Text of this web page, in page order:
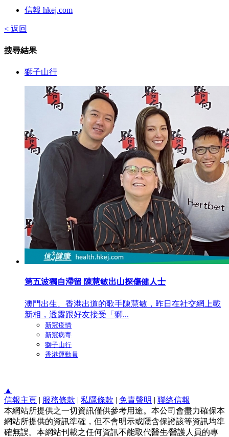
信報 hkej.com
< 返回
搜尋結果
獅子山行
第五波獨自滯留 陳慧敏出山探傷健人士
澳門出生、香港出道的歌手陳慧敏，昨日在社交網上載
新相，透露跟好友接受「獅...
新冠疫情
新冠病毒
獅子山行
香港運動員
▲
信報主頁 | 服務條款 | 私隱條款 | 免責聲明 | 聯絡信報
本網站所提供之一切資訊僅供參考用途。本公司會盡力確保本
網站所提供的資訊準確，但不會明示或隱含保證該等資訊均準
確無誤。本網站刊載之任何資訊不能取代醫生∕醫護人員的專